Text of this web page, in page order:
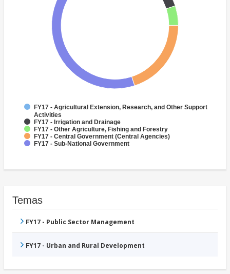
FY17 - Agricultural Extension, Research, and Other Support
Activities
FY17 - Irrigation and Drainage
FY17 - Other Agriculture, Fishing and Forestry
FY17 - Central Government (Central Agencies)
FY17 - Sub-National Government
Temas
FY17 - Public Sector Management
FY17 - Urban and Rural Development